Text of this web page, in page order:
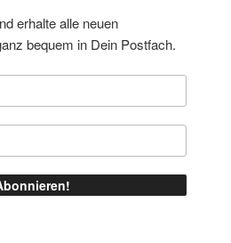
erhalte alle neuen
bequem in Dein Postfach.